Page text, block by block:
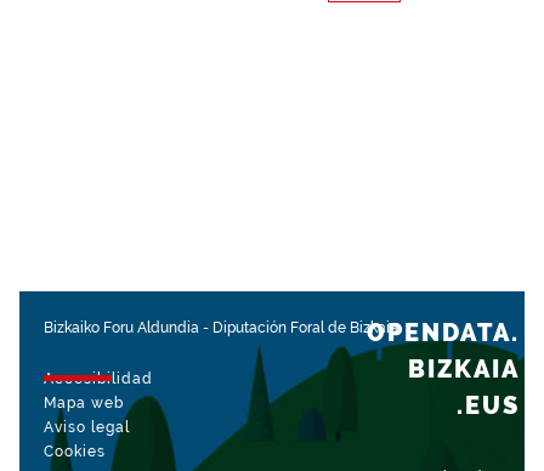
Bizkaiko Foru Aldundia - Diputación Foral de Bizkaia
Accesibilidad
Mapa web
Aviso legal
Cookies
OPENDATA.
BIZKAIA
.EUS